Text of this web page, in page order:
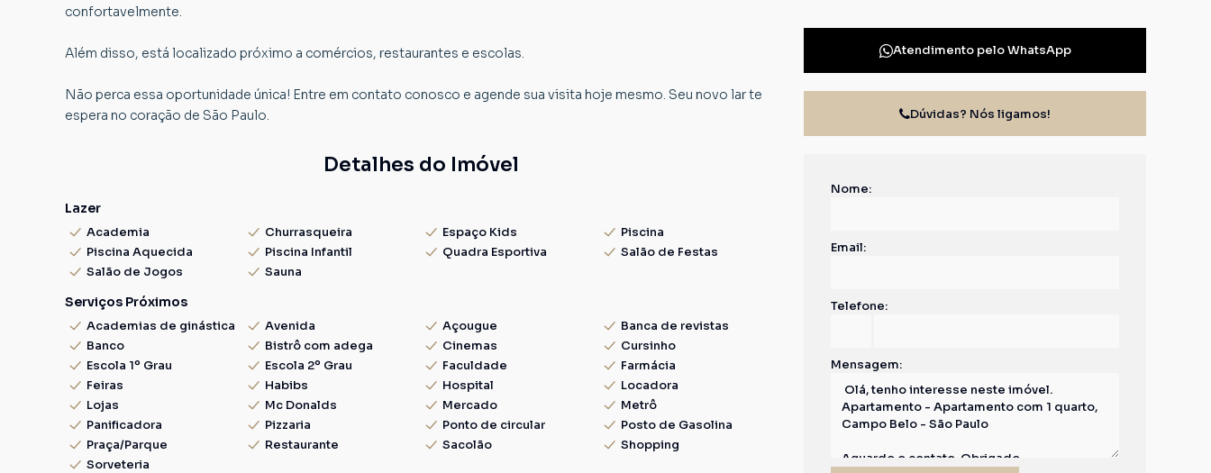
confortavelmente.
Além disso, está localizado próximo a comércios, restaurantes e escolas.
Não perca essa oportunidade única! Entre em contato conosco e agende sua visita hoje mesmo. Seu novo lar te
espera no coração de São Paulo.
Detalhes do Imóvel
Lazer
Academia Churrasqueira Espaço Kids
Piscina
Piscina Aquecida
Piscina Infantil Quadra Esportiva
Salão de Festas
Salão de Jogos
Sauna
Serviços Próximos
Academias de ginástica Avenida Açougue
Banca de revistas
Banco
Bistrô com adega Cinemas
Cursinho
Escola 1º Grau
Escola 2º Grau Faculdade
Farmácia
Feiras
Habibs Hospital
Locadora
Lojas
Mc Donalds Mercado
Metrô
Panificadora
Pizzaria Ponto de circular
Posto de Gasolina
Praça/Parque
Restaurante Sacolão
Shopping
Sorveteria
Atendimento peloWhatsApp
Dúvidas? Nós ligamos!
Nome:
Email:
Telefone:
Mensagem: